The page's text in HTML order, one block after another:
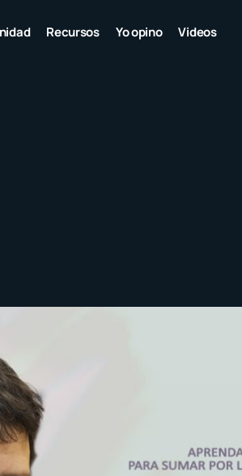
Recursos Yo opino Videos